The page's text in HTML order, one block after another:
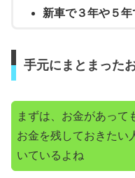
新車で３年や５
手元にまとまった
まずは、お金があって
お金を残しておきたい
いているよね